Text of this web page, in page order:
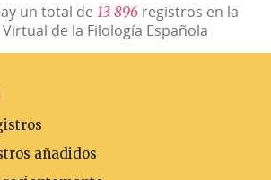
un total de 13 896registros en la
de la Filología Española
añadidos